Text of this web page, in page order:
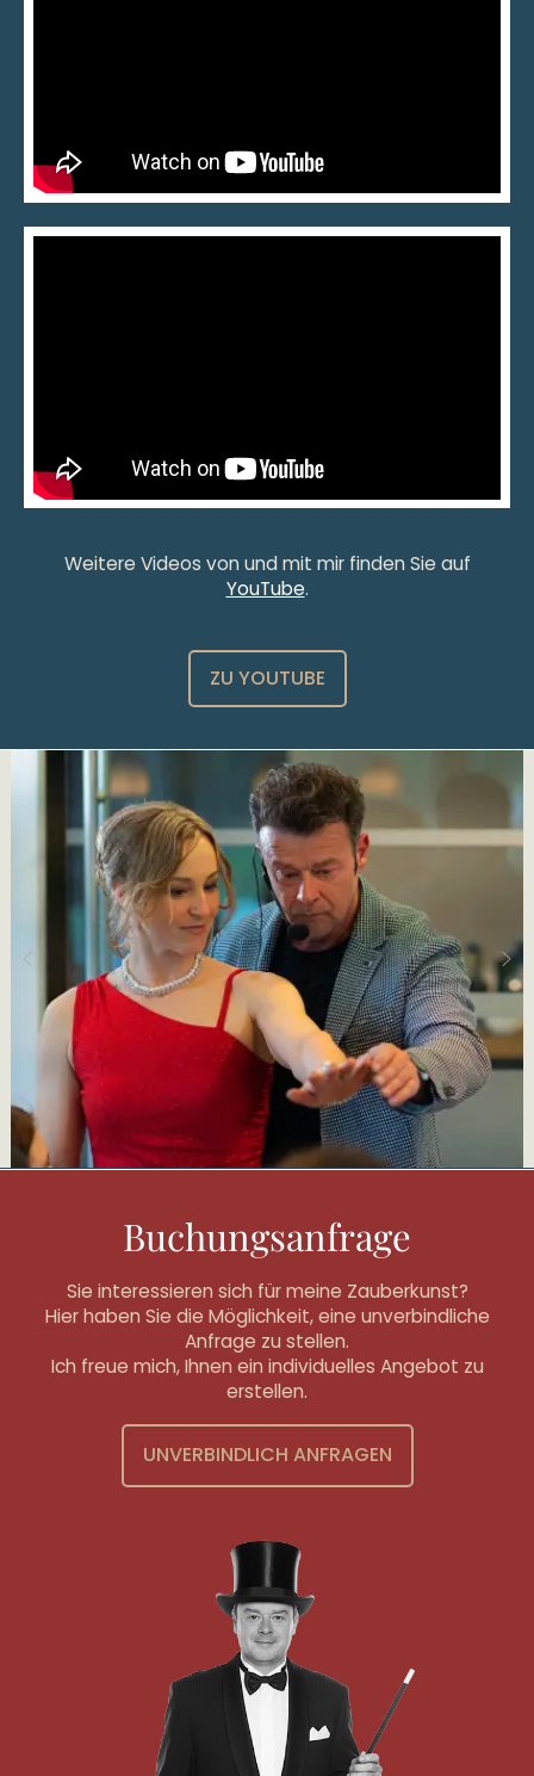
Weitere Videos von und mit mir finden Sie auf
YouTube.
ZU YOUTUBE
Buchungsanfrage
Sie interessieren sich für meine Zauberkunst?
Hier haben Sie die Möglichkeit, eine unverbindliche
Anfrage zu stellen.
Ich freue mich, Ihnen ein individuelles Angebot zu
erstellen.
UNVERBINDLICH ANFRAGEN